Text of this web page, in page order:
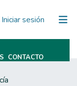
Iniciar sesión (current)
CONTACTO